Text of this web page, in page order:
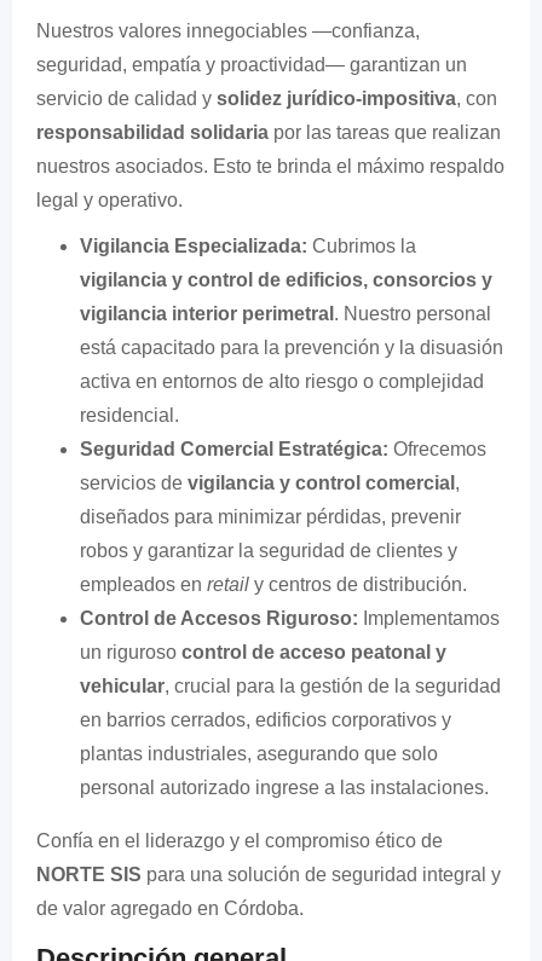
Nuestros valores innegociables —confianza,
seguridad, empatía y proactividad— garantizan un
servicio de calidad y solidez jurídico-impositiva, con
responsabilidad solidaria por las tareas que realizan
nuestros asociados. Esto te brinda el máximo respaldo
legal y operativo.
Vigilancia Especializada: Cubrimos la
vigilancia y control de edificios, consorcios y
vigilancia interior perimetral . Nuestro personal
está capacitado para la prevención y la disuasión
activa en entornos de alto riesgo o complejidad
residencial.
Seguridad Comercial Estratégica: Ofrecemos
servicios de vigilancia y control comercial ,
diseñados para minimizar pérdidas, prevenir
robos y garantizar la seguridad de clientes y
empleados en retail y centros de distribución.
Control de Accesos Riguroso: Implementamos
un riguroso control de acceso peatonal y
vehicular, crucial para la gestión de la seguridad
en barrios cerrados, edificios corporativos y
plantas industriales, asegurando que solo
personal autorizado ingrese a las instalaciones.
Confía en el liderazgo y el compromiso ético de
NORTE SIS para una solución de seguridad integral y
de valor agregado en Córdoba.